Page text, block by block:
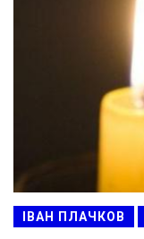
ІВАН ПЛАЧКОВ